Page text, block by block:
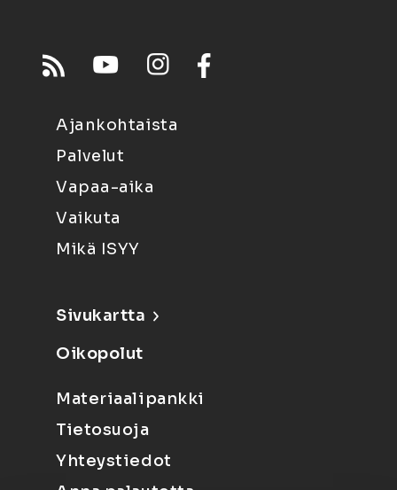
Ajankohtaista
Palvelut
Vapaa-aika
Vaikuta
Mikä ISYY
Sivukartta
Oikopolut
Materiaalipankki
Tietosuoja
Yhteystiedot